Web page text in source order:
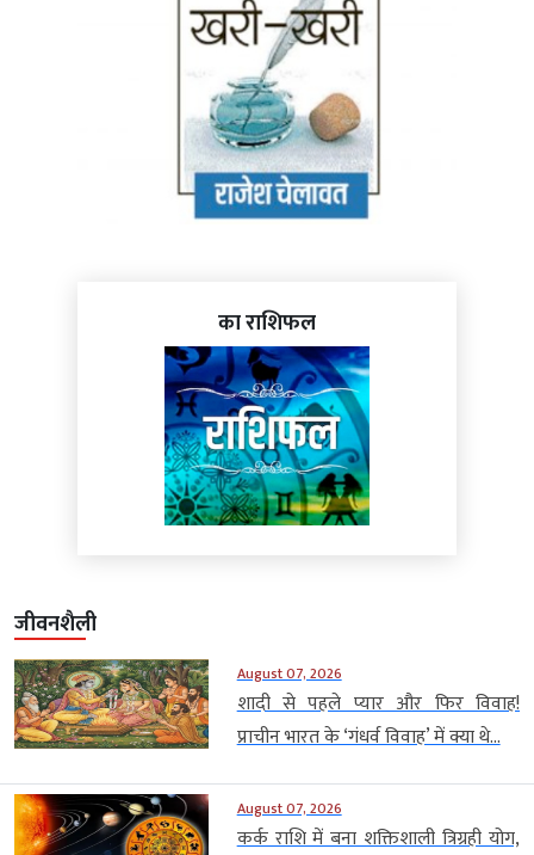
का राशिफल
जीवनशैली
August 07, 2026
शादी से पहले प्यार और फिर विवाह!
प्राचीन भारत के ‘गंधर्व विवाह’ में क्या थे...
August 07, 2026
कर्क राशि में बना शक्तिशाली त्रिग्रही योग,